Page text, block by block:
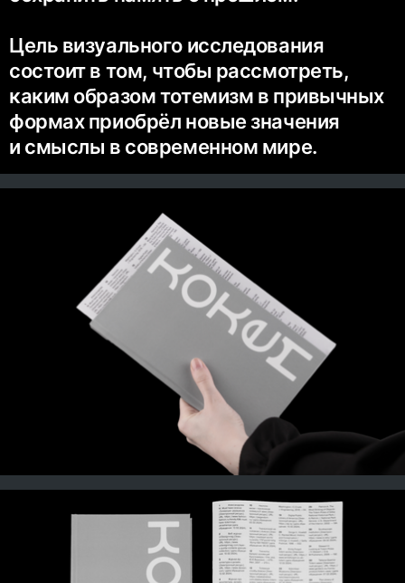
Цель визуального исследования
состоит в том, чтобы рассмотреть,
каким образом тотемизм в привычных
формах приобрёл новые значения
и смыслы в современном мире.